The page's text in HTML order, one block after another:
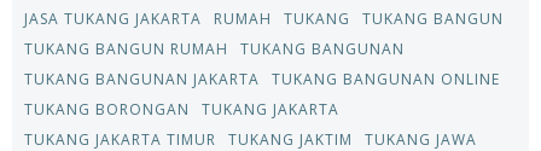
JASA TUKANG JAKARTA
RUMAH TUKANG
TUKANG BANGUN
TUKANG BANGUN RUMAH
TUKANG BANGUNAN
TUKANG BANGUNAN JAKARTA
TUKANG BANGUNAN ONLINE
TUKANG BORONGAN
TUKANG JAKARTA
TUKANG JAKARTA TIMUR
TUKANG JAKTIM
TUKANG JAWA